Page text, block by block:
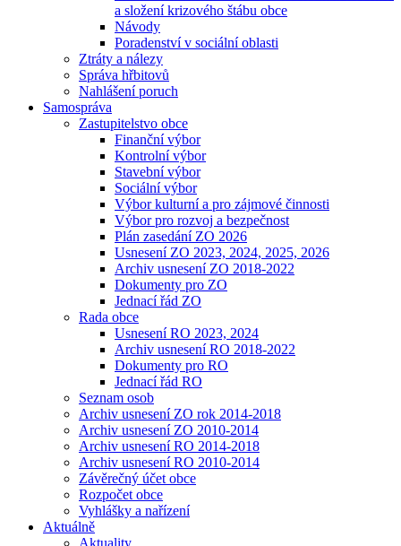
a složení krizového štábu obce
Návody
Poradenství v sociální oblasti
Ztráty a nálezy
Správa hřbitovů
Nahlášení poruch
Samospráva
Zastupitelstvo obce
Finanční výbor
Kontrolní výbor
Stavební výbor
Sociální výbor
Výbor kulturní a pro zájmové činnosti
Výbor pro rozvoj a bezpečnost
Plán zasedání ZO 2026
Usnesení ZO 2023, 2024, 2025, 2026
Archiv usnesení ZO 2018-2022
Dokumenty pro ZO
Jednací řád ZO
Rada obce
Usnesení RO 2023, 2024
Archiv usnesení RO 2018-2022
Dokumenty pro RO
Jednací řád RO
Seznam osob
Archiv usnesení ZO rok 2014-2018
Archiv usnesení ZO 2010-2014
Archiv usnesení RO 2014-2018
Archiv usnesení RO 2010-2014
Závěrečný účet obce
Rozpočet obce
Vyhlášky a nařízení
Aktuálně
Aktuality